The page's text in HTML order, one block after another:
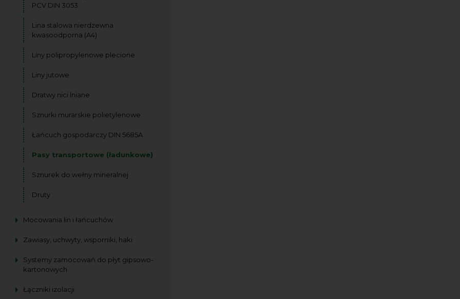
PCV DIN 3053
Lina stalowa nierdzewna
kwasoodporna (A4)
Liny polipropylenowe plecione
Liny jutowe
Dratwy nici lniane
Sznurki murarskie polietylenowe
Łańcuch gospodarczy DIN 5685A
Pasy transportowe (ładunkowe)
Sznurek do wełny mineralnej
Druty
Mocowania lin i łańcuchów
Zawiasy, uchwyty, wsporniki, haki
Systemy zamocowań do płyt gipsowo-
kartonowych
Łączniki izolacji